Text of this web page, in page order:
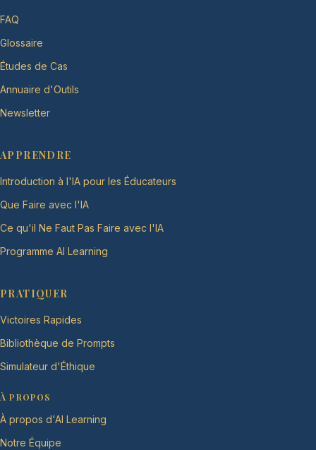
FAQ
Glossaire
Études de Cas
Annuaire d'Outils
Newsletter
APPRENDRE
Introduction à l'IA pour les Éducateurs
Que Faire avec l'IA
Ce qu'il Ne Faut Pas Faire avec l'IA
Programme AI Learning
PRATIQUER
Victoires Rapides
Bibliothèque de Prompts
Simulateur d'Éthique
À PROPOS
À propos d'AI Learning
Notre Équipe